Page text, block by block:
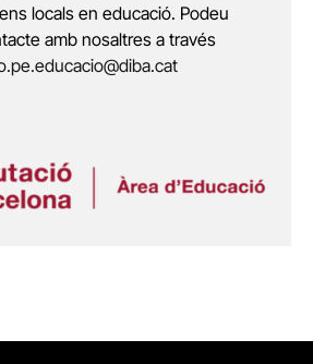
locals en educació. Podeu
amb nosaltres a través